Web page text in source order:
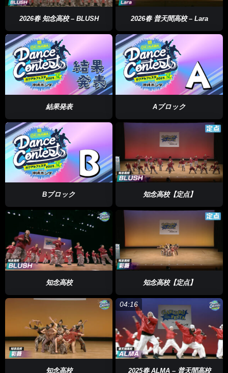
2026春 知念高校 – BLUSH 2026春 普天間高校 – Lara
結果発表 Aブロック
Bブロック 知念高校【定点】
知念高校 知念高校【定点】
知念高校
04:16
2025春 ALMA – 普天間高校